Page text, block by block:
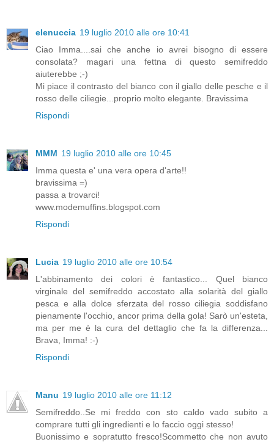
elenuccia 19 luglio 2010 alle ore 10:41
Ciao Imma....sai che anche io avrei bisogno di essere
consolata? magari una fettna di questo semifreddo
aiuterebbe ;-)
Mi piace il contrasto del bianco con il giallo delle pesche e il
rosso delle ciliegie...proprio molto elegante. Bravissima
Rispondi
MMM 19 luglio 2010 alle ore 10:45
Imma questa e' una vera opera d'arte!!
bravissima =)
passa a trovarci!
www.modemuffins.blogspot.com
Rispondi
Lucia 19 luglio 2010 alle ore 10:54
L'abbinamento dei colori è fantastico... Quel bianco
virginale del semifreddo accostato alla solarità del giallo
pesca e alla dolce sferzata del rosso ciliegia soddisfano
pienamente l'occhio, ancor prima della gola! Sarò un'esteta,
ma per me è la cura del dettaglio che fa la differenza...
Brava, Imma! :-)
Rispondi
Manu 19 luglio 2010 alle ore 11:12
Semifreddo..Se mi freddo con sto caldo vado subito a
comprare tutti gli ingredienti e lo faccio oggi stesso!
Buonissimo e sopratutto fresco!Scommetto che non avuto